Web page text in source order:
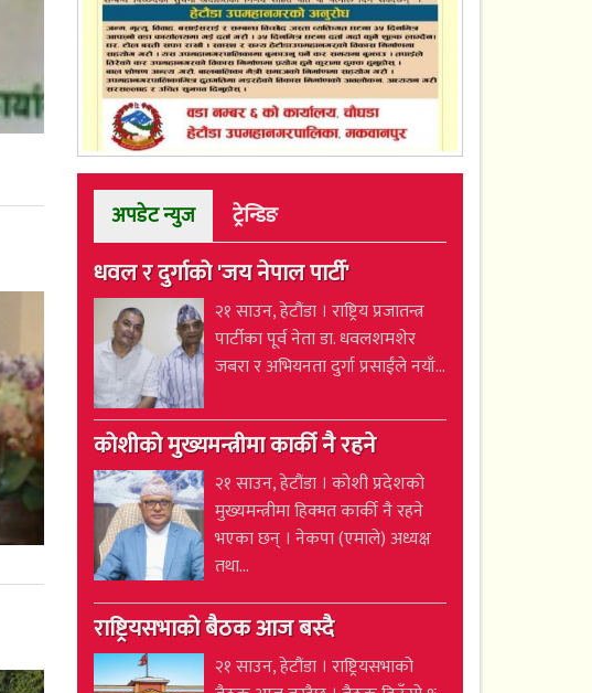
अपडेट न्युज ट्रेन्डिङ
धवल र दुर्गाको 'जय नेपाल पार्टी'
२१ साउन, हेटौंडा । राष्ट्रिय प्रजातन्त्र
पार्टीका पूर्व नेता डा. धवलशमशेर
जबरा र अभियनता दुर्गा प्रसाईंले नयाँ...
कोशीको मुख्यमन्त्रीमा कार्की नै रहने
२१ साउन, हेटौंडा । कोशी प्रदेशको
मुख्यमन्त्रीमा हिक्मत कार्की नै रहने
भएका छन् । नेकपा (एमाले) अध्यक्ष
तथा...
राष्ट्रियसभाको बैठक आज बस्दै
२१ साउन, हेटौंडा । राष्ट्रियसभाको